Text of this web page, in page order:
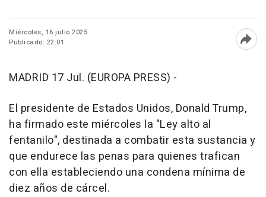
Miércoles, 16 julio 2025
Publicado: 22:01
MADRID 17 Jul. (EUROPA PRESS) -
El presidente de Estados Unidos, Donald Trump,
ha firmado este miércoles la "Ley alto al
fentanilo", destinada a combatir esta sustancia y
que endurece las penas para quienes trafican
con ella estableciendo una condena mínima de
diez años de cárcel.